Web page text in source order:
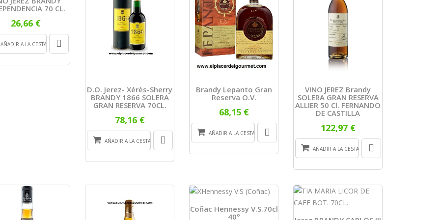
70 CL.
26,66 €
AÑADIR A LA CESTA
D.O. Jerez- Xérès-Sherry
BRANDY 1866 SOLERA
GRAN RESERVA 70CL.
78,16 €
AÑADIR A LA CESTA
Brandy Lepanto Gran
Reserva O.V.
68,15 €
AÑADIR A LA CESTA
VINO JEREZ Brandy
SOLERA GRAN RESERVA
ALLIER 50 Cl. FERNANDO
DE CASTILLA
122,97 €
AÑADIR A LA CESTA
Coñac Hennessy V.s.70cl
40º